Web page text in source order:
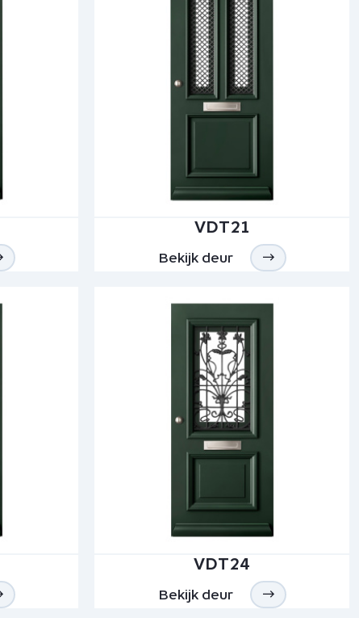
VDT21
Bekijk deur
VDT24
Bekijk deur